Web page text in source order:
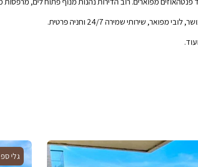
שירותי שמירה 24/7 וחניה פרטית.
גלי